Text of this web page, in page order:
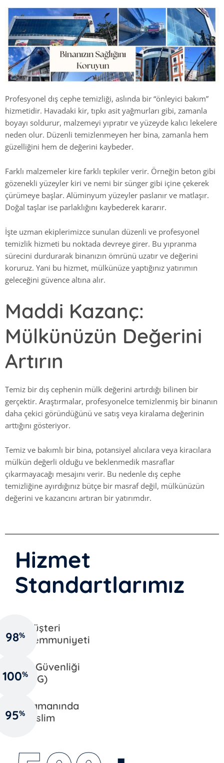
Profesyonel dış cephe temizliği, aslında bir “önleyici bakım”
hizmetidir. Havadaki kir, tıpkı asit yağmurları gibi, zamanla
boyayı soldurur, malzemeyi yıpratır ve yüzeyde kalıcı lekelere
neden olur. Düzenli temizlenmeyen her bina, zamanla hem
güzelliğini hem de değerini kaybeder.
Farklı malzemeler kire farklı tepkiler verir. Örneğin beton gibi
gözenekli yüzeyler kiri ve nemi bir sünger gibi içine çekerek
çürümeye başlar. Alüminyum yüzeyler paslanır ve matlaşır.
Doğal taşlar ise parlaklığını kaybederek kararır.
İşte uzman ekiplerimizce sunulan düzenli ve profesyonel
temizlik hizmeti bu noktada devreye girer. Bu yıpranma
sürecini durdurarak binanızın ömrünü uzatır ve değerini
koruruz. Yani bu hizmet, mülkünüze yaptığınız yatırımın
geleceğini güvence altına alır.
Maddi Kazanç:
Mülkünüzün Değerini
Artırın
Temiz bir dış cephenin mülk değerini artırdığı bilinen bir
gerçektir. Araştırmalar, profesyonelce temizlenmiş bir binanın
daha çekici göründüğünü ve satış veya kiralama değerinin
arttığını gösteriyor.
Temiz ve bakımlı bir bina, potansiyel alıcılara veya kiracılara
mülkün değerli olduğu ve beklenmedik masraflar
çıkarmayacağı mesajını verir. Bu nedenle dış cephe
temizliğine ayırdığınız bütçe bir masraf değil, mülkünüzün
değerini ve kazancını artıran bir yatırımdır.
Hizmet
Standartlarımız
98%
Müşteri
Memmuniyeti
100%
İş Güvenliği
(İSG)
95%
Zamanında
Teslim